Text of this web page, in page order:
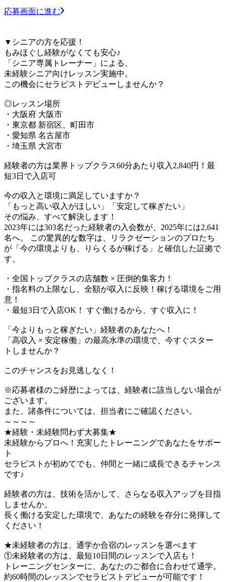
応募画面に進む
▼シニアの方を応援！
もみほぐし経験がなくても安心♪
「シニア専属トレーナー」による、
未経験シニア向けレッスン実施中。
この機会にセラピストデビューしませんか？
◎レッスン場所
・大阪府 大阪市
・東京都 新宿区、町田市
・愛知県 名古屋市
・埼玉県 大宮市
経験者の方は業界トップクラス60分あたり収入2,840円！最
短3日で入店可
今の収入と環境に満足していますか？
「もっと高い収入がほしい」「安定して稼ぎたい」
その悩み、すべて解決します！
2023年には303名だった経験者の入会数が、2025年には2,641
名へ。 この驚異的な数字は、リラクゼーションのプロたち
が「今の環境よりも、りらくるが稼げる」と確信した証拠で
す。
・全国トップクラスの店舗数 × 圧倒的集客力！
・指名料の上限なし、全額が収入に反映！稼げる環境をご用
意！
・最短3日で入店OK！ すぐ働けるから、すぐ収入に！
「今よりもっと稼ぎたい」経験者のあなたへ！
「高収入 × 安定稼働」の最高水準の環境で、今すぐスター
トしませんか？
このチャンスをお見逃しなく！
※応募者様のご経歴によっては、経験者に該当しない場合が
ございます。
また、諸条件については、担当者にご確認ください。
～～～～
★経験・未経験問わず大募集★
未経験からプロへ！充実したトレーニングであなたをサポー
ト
セラピストが初めてでも、仲間と一緒に成長できるチャンス
です♪
経験者の方は、技術を活かして、さらなる収入アップを目指
しませんか。
長く働ける安定した環境で、あなたの経験を存分に発揮して
ください！
★未経験者の方は、通学か合宿のレッスンを選べます
①未経験者の方は、最短10日間のレッスンで入店も！
トレーニングセンターに、あなたのご都合に合わせて通学。
約60時間のレッスンでセラピストデビューが可能です！